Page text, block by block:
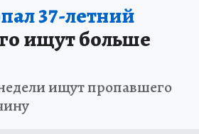
37-летний
ищут больше
ищут пропавшего